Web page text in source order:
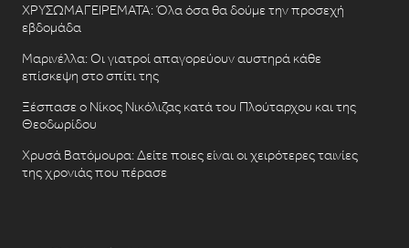
ΧΡΥΣΩΜΑΓΕΙΡΕΜΑΤΑ: Όλα όσα θα δούμε την προσεχή
εβδομάδα
Μαρινέλλα: Οι γιατροί απαγορεύουν αυστηρά κάθε
επίσκεψη στο σπίτι της
Ξέσπασε ο Νίκος Νικόλιζας κατά του Πλούταρχου και της
Θεοδωρίδου
Χρυσά Βατόμουρα: Δείτε ποιες είναι οι χειρότερες ταινίες
της χρονιάς που πέρασε